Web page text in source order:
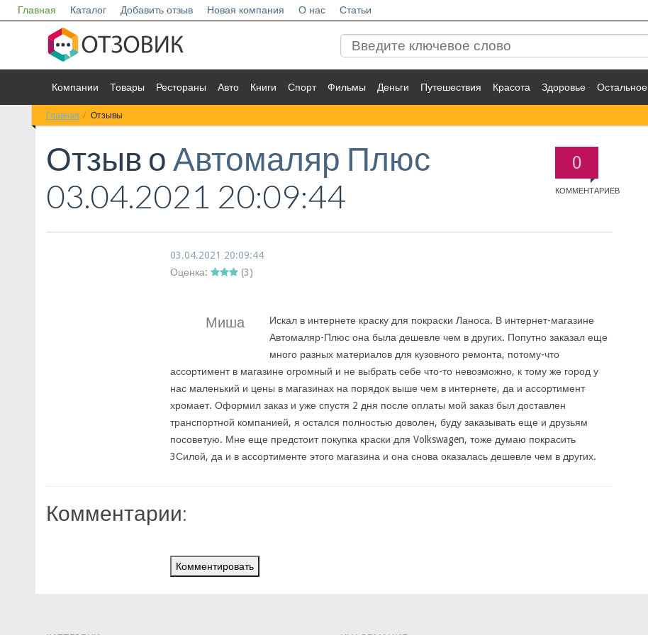
Главная Каталог Добавить отзыв Новая компания О нас Статьи
Компании Товары Рестораны Авто Книги Спорт Фильмы Деньги Путешествия Красота Здоровье Остальное
Главная Отзывы
0
КОММЕНТАРИЕВ
Отзыв о Автомаляр Плюс
03.04.2021 20:09:44
03.04.2021 20:09:44
Оценка:
(3)
Миша
Искал в интернете краску для покраски Ланоса. В интернет-магазине
Автомаляр-Плюс она была дешевле чем в других. Попутно заказал еще
много разных материалов для кузовного ремонта, потому-что
ассортимент в магазине огромный и не выбрать себе что-то невозможно, к тому же город у
нас маленький и цены в магазинах на порядок выше чем в интернете, да и ассортимент
хромает. Оформил заказ и уже спустя 2 дня после оплаты мой заказ был доставлен
транспортной компанией, я остался полностью доволен, буду заказывать еще и друзьям
посоветую. Мне еще предстоит покупка краски для Volkswagen, тоже думаю покрасить
3Силой, да и в ассортименте этого магазина и она снова оказалась дешевле чем в других.
Комментарии:
Комментировать